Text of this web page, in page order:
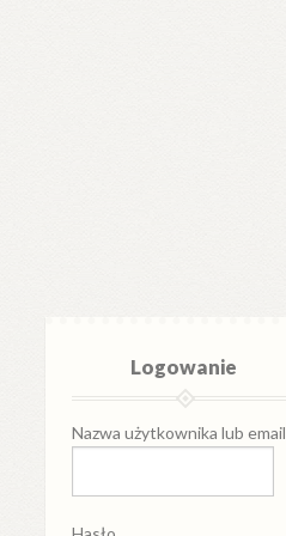
Logowanie
Nazwa użytkownika lub email